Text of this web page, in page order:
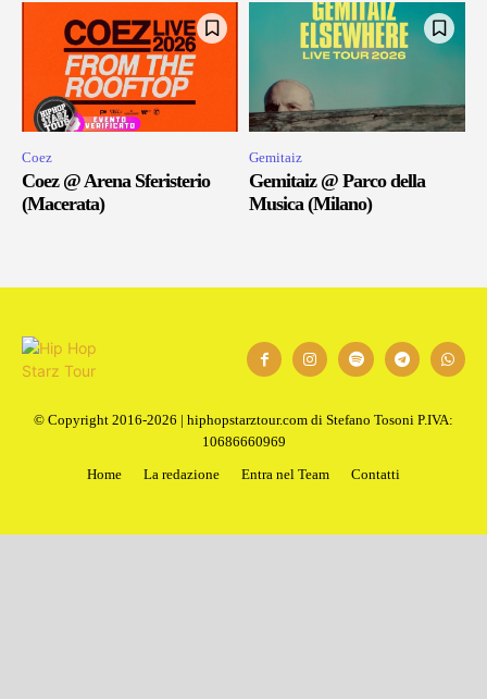
Coez
Coez @ Arena Sferisterio
(Macerata)
Gemitaiz
Gemitaiz @ Parco della
Musica (Milano)
© Copyright 2016-2026 | hiphopstarztour.com di Stefano Tosoni P.IVA:
10686660969
Home
La redazione Entra nel Team Contatti